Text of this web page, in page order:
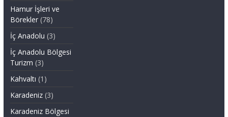
Hamur İşleri ve
Börekler(78)
İç Anadolu (3)
İç Anadolu Bölgesi
Turizm (3)
Kahvaltı (1)
Karadeniz(3)
Karadeniz Bölgesi